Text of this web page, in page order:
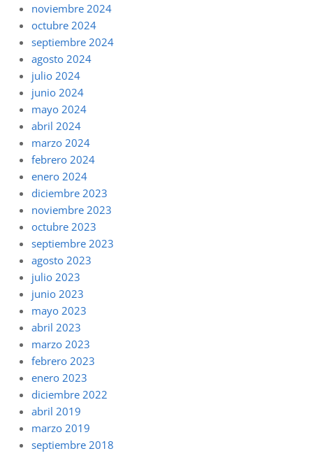
noviembre 2024
octubre 2024
septiembre 2024
agosto 2024
julio 2024
junio 2024
mayo 2024
abril 2024
marzo 2024
febrero 2024
enero 2024
diciembre 2023
noviembre 2023
octubre 2023
septiembre 2023
agosto 2023
julio 2023
junio 2023
mayo 2023
abril 2023
marzo 2023
febrero 2023
enero 2023
diciembre 2022
abril 2019
marzo 2019
septiembre 2018